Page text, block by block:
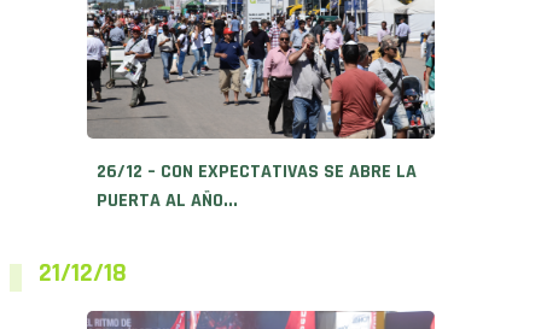
26/12 – CON EXPECTATIVAS SE ABRE LA
PUERTA AL AÑO...
21/12/18